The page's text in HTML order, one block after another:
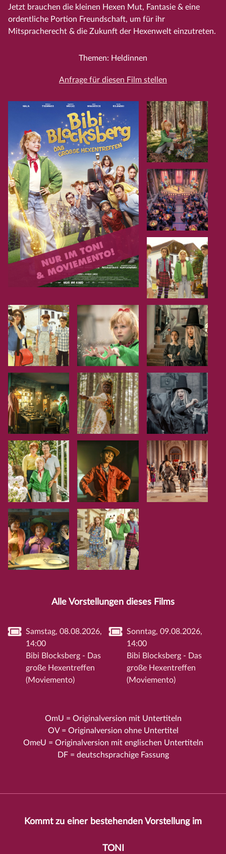
Jetzt brauchen die kleinen Hexen Mut, Fantasie & eine
ordentliche Portion Freundschaft, um für ihr
Mitspracherecht & die Zukunft der Hexenwelt einzutreten.
Themen: Heldinnen
Anfrage für diesen Film stellen
Alle Vorstellungen dieses Films
Samstag, 08.08.2026,
14:00
Bibi Blocksberg - Das
große Hexentreffen
(Moviemento)
Sonntag, 09.08.2026,
14:00
Bibi Blocksberg - Das
große Hexentreffen
(Moviemento)
OmU = Originalversion mit Untertiteln
OV = Originalversion ohne Untertitel
OmeU = Originalversion mit englischen Untertiteln
DF = deutschsprachige Fassung
Kommt zu einer bestehenden Vorstellung im
TONI